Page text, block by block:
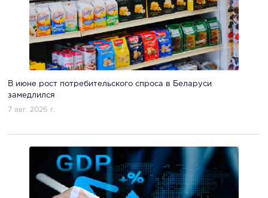
В июне рост потребительского спроса в Беларуси
замедлился
7 авг. 2026 г.